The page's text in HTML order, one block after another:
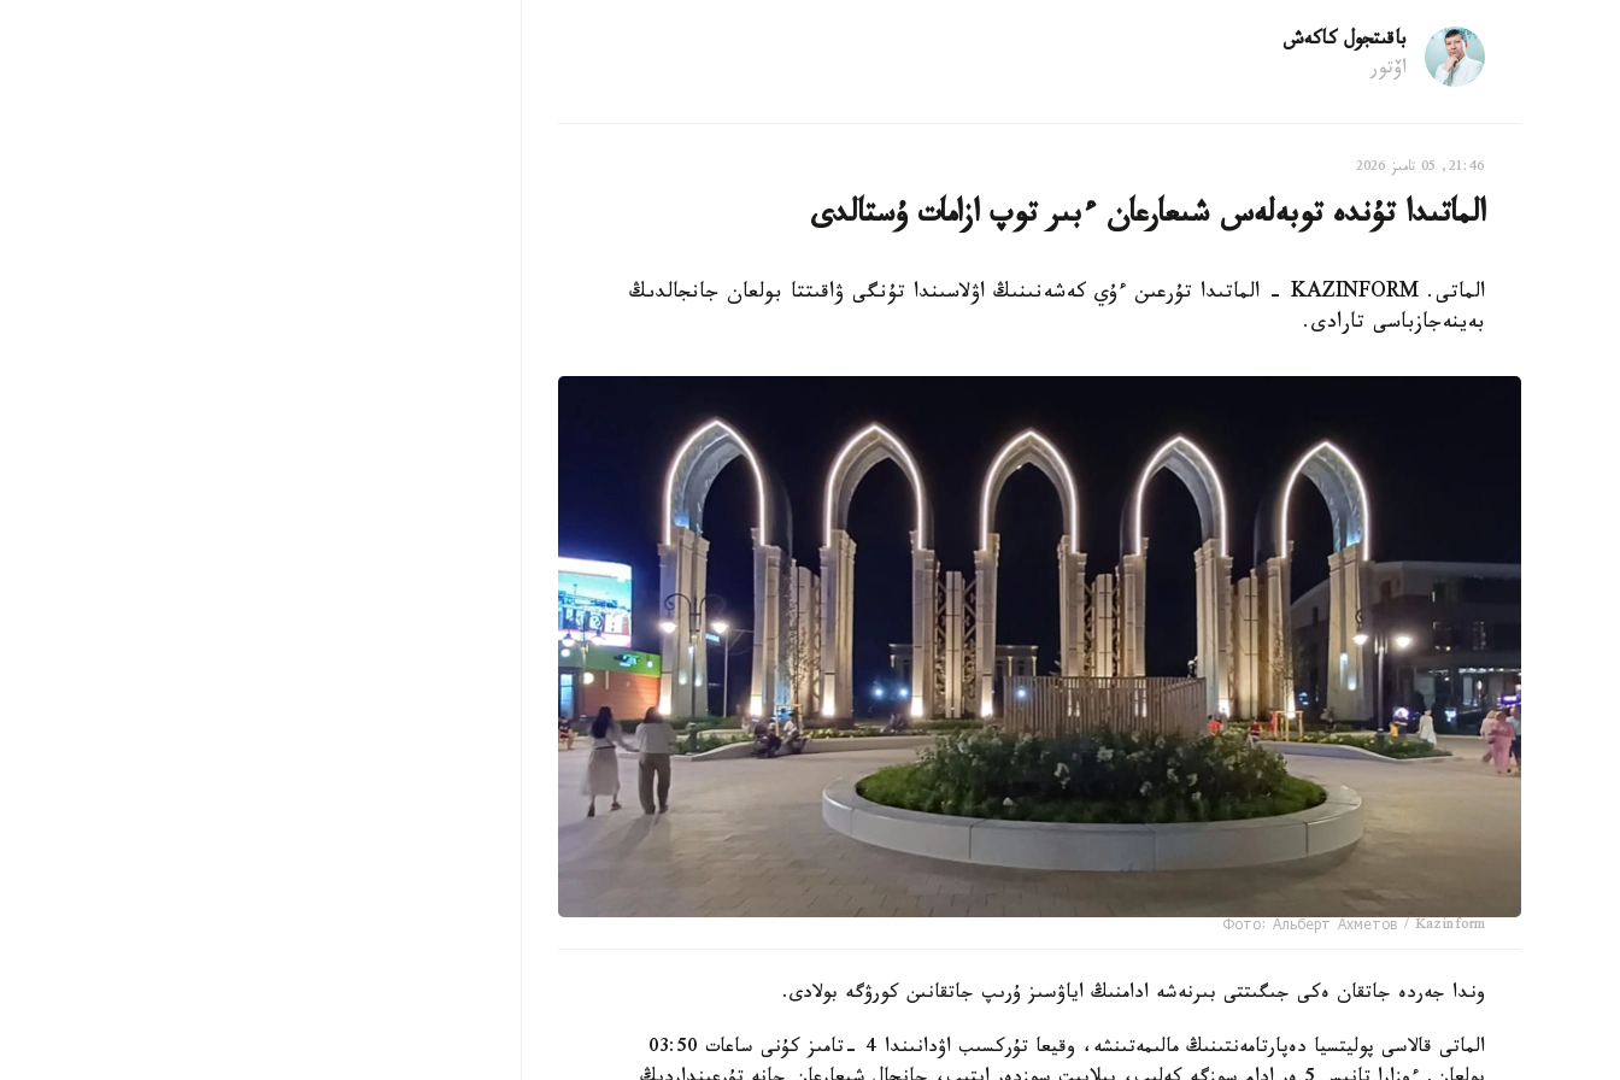
باقىتجول كاكەش
اۆتور
21:46, 05 تامىز 2026
الماتىدا تۇندە توبەلەس شىعارعان ءبىر توپ ازامات ۇستالدى
الماتى. KAZINFORM - الماتىدا تۇرعىن ءۇي كەشەنىنىڭ اۋلاسىندا تۇنگى ۋاقىتتا بولعان جانجالدىڭ
بەينەجازباسى تارادى.
Фото: Альберт Ахметов / Kazinform
وندا جەردە جاتقان ەكى جىگىتتى بىرنەشە ادامنىڭ اياۋسىز ۇرىپ جاتقانىن كورۋگە بولادى.
الماتى قالاسى پوليتسيا دەپارتامەنتىنىڭ مالىمەتىنشە، وقيعا تۇركسىب اۋدانىندا 4 -تامىز كۇنى ساعات 03:50